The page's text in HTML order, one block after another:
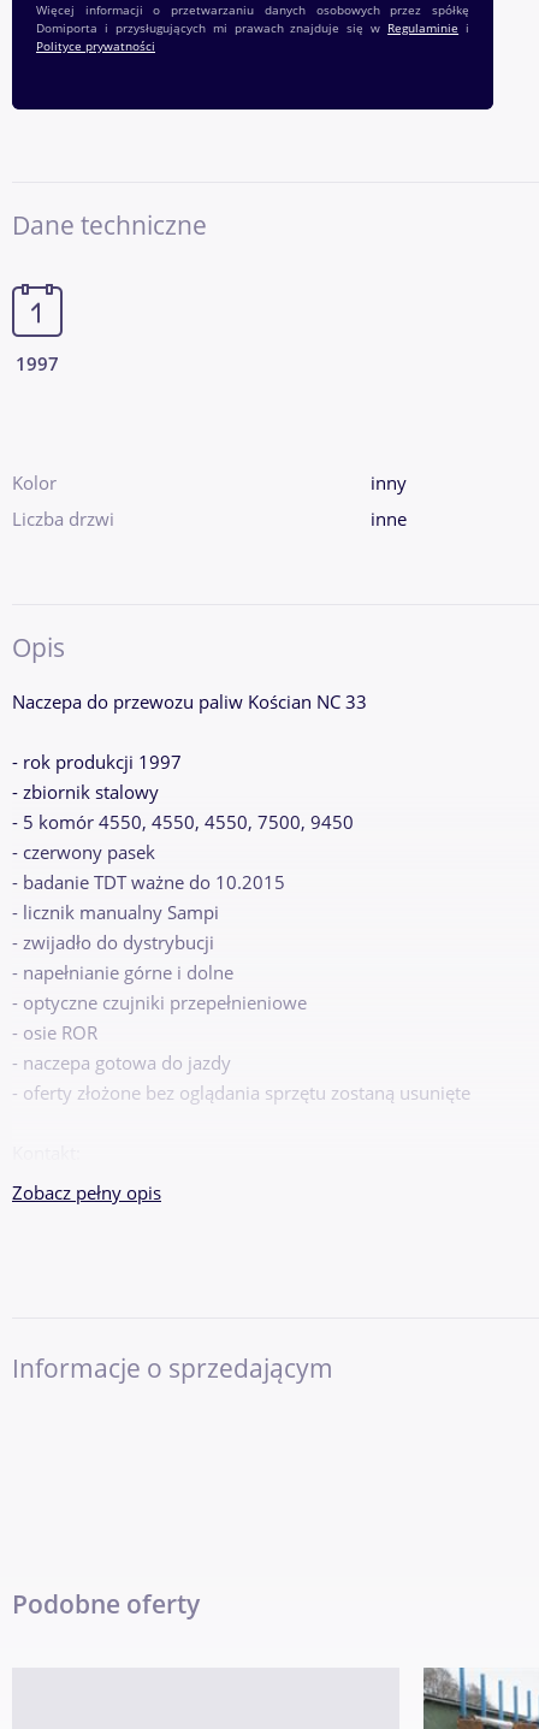
Więcej informacji o przetwarzaniu danych osobowych przez spółkę
Domiporta i przysługujących mi prawach znajduje się w Regulaminie i
Polityce prywatności
Dane techniczne
1997
Kolor
inny
Liczba drzwi
inne
Opis
Naczepa do przewozu paliw Kościan NC 33
- rok produkcji 1997
- zbiornik stalowy
- 5 komór 4550, 4550, 4550, 7500, 9450
- czerwony pasek
- badanie TDT ważne do 10.2015
- licznik manualny Sampi
- zwijadło do dystrybucji
- napełnianie górne i dolne
- optyczne czujniki przepełnieniowe
- osie ROR
- naczepa gotowa do jazdy
- oferty złożone bez oglądania sprzętu zostaną usunięte
Pokaż numer
Zobacz pełny opis
Informacje o sprzedającym
Podobne oferty